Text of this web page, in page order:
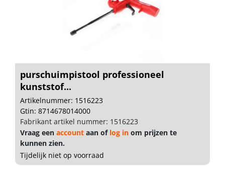
purschuimpistool professioneel
kunststof...
Artikelnummer: 1516223
Gtin: 8714678014000
Fabrikant artikel nummer: 1516223
Vraag een account aan of log in om prijzen te
kunnen zien.
Tijdelijk niet op voorraad